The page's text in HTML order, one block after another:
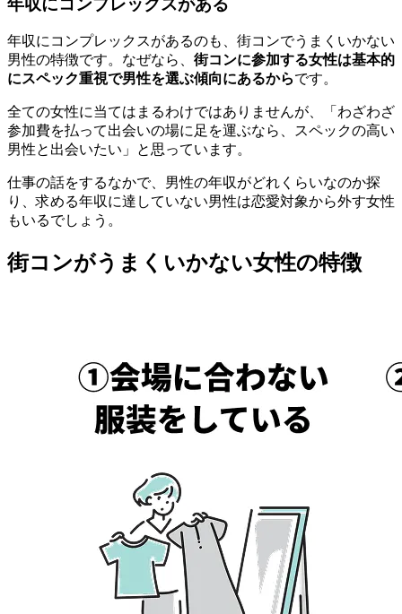
年収にコンプレックスがあるのも、街コンでうまくいかない
男性の特徴です。なぜなら、 街コンに参加する女性は基本的
にスペック重視で男性を選ぶ傾向にあるからです。
全ての女性に当てはまるわけではありませんが、「わざわざ
参加費を払って出会いの場に足を運ぶなら、スペックの高い
男性と出会いたい」と思っています。
仕事の話をするなかで、男性の年収がどれくらいなのか探
り、求める年収に達していない男性は恋愛対象から外す女性
もいるでしょう。
街コンがうまくいかない女性の特徴